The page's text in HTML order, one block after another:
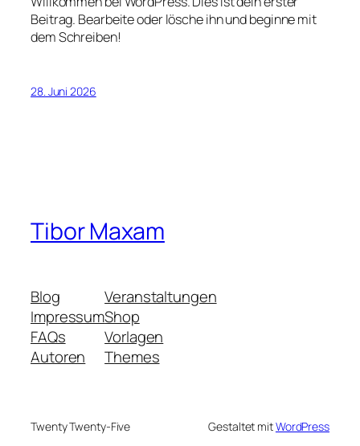
Beitrag. Bearbeite oder lösche ihn und beginne mit
dem Schreiben!
28. Juni 2026
Tibor Maxam
Blog
Impressum
FAQs
Autoren
Veranstaltungen
Shop
Vorlagen
Themes
Twenty Twenty-Five Gestaltet mitWordPress